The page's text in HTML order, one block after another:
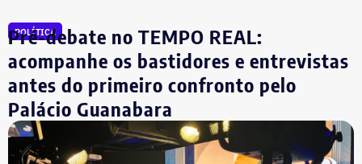
na noite anterior que não iria comparecer.
O público também poderá acompanhar a cobertura
especial do TEMPO REAL pelo Instagram do portal, com
transmissão e atualizações nos Stories. Estamos ao vivo
com o pré-debate desde às 19h.Acompanhe pelo link.
POLÍTICA
Pré-debate no TEMPO REAL:
acompanhe os bastidores e entrevistas
antes do primeiro confronto pelo
Palácio Guanabara